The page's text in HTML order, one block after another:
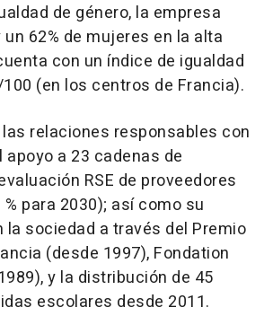
de género, la empresa
62% de mujeres en la alta
con un índice de igualdad
(en los centros de Francia).
relaciones responsables con
a 23 cadenas de
RSE de proveedores
para 2030); así como su
sociedad a través del Premio
(desde 1997), Fondation
y la distribución de 45
escolares desde 2011.